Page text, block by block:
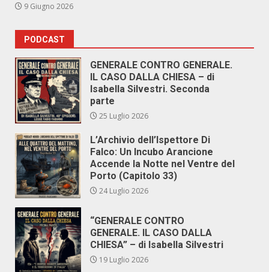
9 Giugno 2026
PODCAST
GENERALE CONTRO GENERALE.
IL CASO DALLA CHIESA – di
Isabella Silvestri. Seconda
parte
25 Luglio 2026
L’Archivio dell’Ispettore Di
Falco: Un Incubo Arancione
Accende la Notte nel Ventre del
Porto (Capitolo 33)
24 Luglio 2026
“GENERALE CONTRO
GENERALE. IL CASO DALLA
CHIESA” – di Isabella Silvestri
19 Luglio 2026